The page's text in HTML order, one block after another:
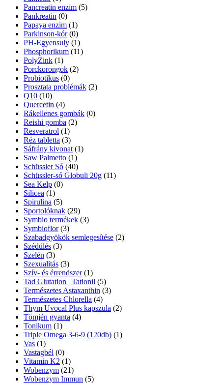
Pancreatin enzim (5)
Pankreatin (0)
Papaya enzim (1)
Parkinson-kór (0)
PH-Egyensuly (1)
Phosphorikum (11)
PolyZink (1)
Porckorongok (2)
Probiotikus (0)
Prosztata problémák (2)
Q10 (10)
Quercetin (4)
Rákellenes gombák (0)
Reishi gomba (2)
Resveratrol (1)
Réz tabletta (3)
Sáfrány kivonat (1)
Saw Palmetto (1)
Schüssler Só (40)
Schüssler-só Globuli 20g (11)
Sea Kelp (0)
Silicea (1)
Spirulina (5)
Sportolóknak (29)
Symbio termékek (3)
Symbioflor (3)
Szabadgyökök semlegesítése (2)
Szédülés (3)
Szelén (3)
Szexualitás (3)
Szív- és érrendszer (1)
Tad Glutation | Tationil (5)
Természetes Astaxanthin (3)
Természetes Chlorella (4)
Thym Uvocal Plus kapszula (2)
Tömjén gyanta (4)
Tonikum (1)
Triple Omega 3-6-9 (120db) (1)
Vas (1)
Vastagbél (0)
Vitamin K2 (1)
Wobenzym (21)
Wobenzym Immun (5)